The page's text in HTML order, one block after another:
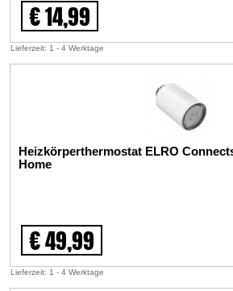
€ 14,99
Lieferzeit: 1 - 4 Werktage
Heizkörperthermostat ELRO
Home
€ 49,99
Lieferzeit: 1 - 4 Werktage